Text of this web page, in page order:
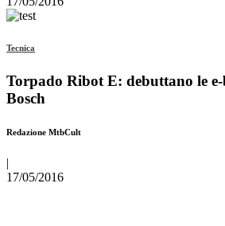
Tecnica
Torpado Ribot E: debuttano le
Bosch
Redazione MtbCult
17/05/2016